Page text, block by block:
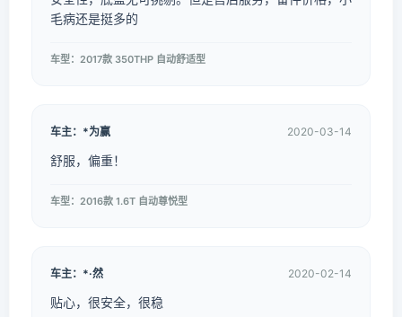
毛病还是挺多的
车型：2017款 350THP 自动舒适型
车主：*为赢 2020-03-14
舒服，偏重！
车型：2016款 1.6T 自动尊悦型
车主：*·然 2020-02-14
贴心，很安全，很稳